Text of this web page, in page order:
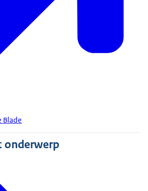
Blade
onderwerp